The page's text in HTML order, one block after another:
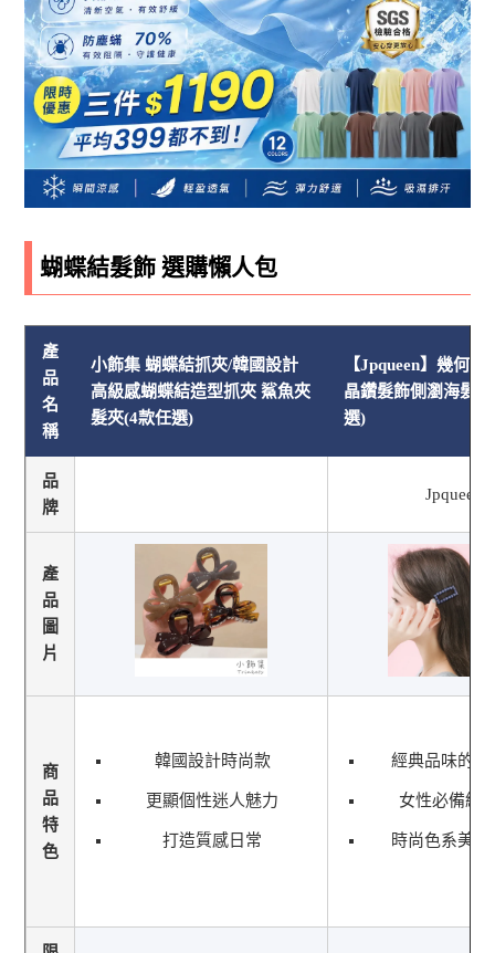
蝴蝶結髮飾 選購懶人包
產
品
名
稱
小飾集 蝴蝶結抓夾/韓國設計
高級感蝴蝶結造型抓夾 鯊魚夾
髮夾(4款任選)
【Jpqueen】幾何花
晶鑽髮飾側瀏海髮
選)
品
牌
Jpqueen
產
品
圖
片
商
品
特
色
韓國設計時尚款
更顯個性迷人魅力
打造質感日常
經典品味的設
女性必備經
時尚色系美觀